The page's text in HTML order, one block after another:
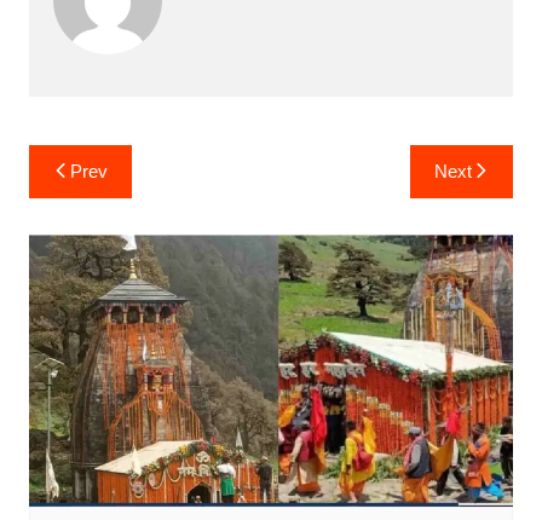
Post
navigation
Prev Next